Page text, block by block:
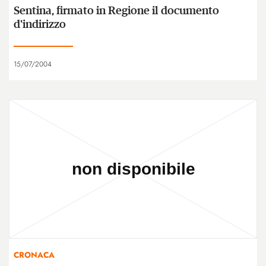
Sentina, firmato in Regione il documento
d'indirizzo
15/07/2004
CRONACA